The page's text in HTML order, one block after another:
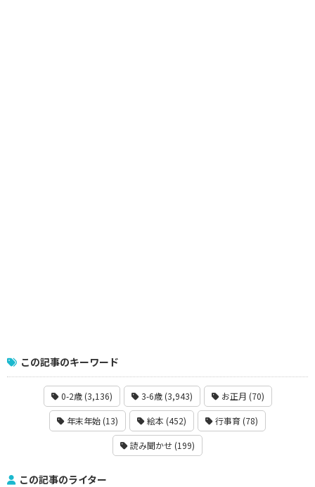
この記事のキーワード
0-2歳 (3,136) 3-6歳 (3,943) お正月 (70)
年末年始 (13) 絵本 (452) 行事育 (78)
読み聞かせ (199)
この記事のライター